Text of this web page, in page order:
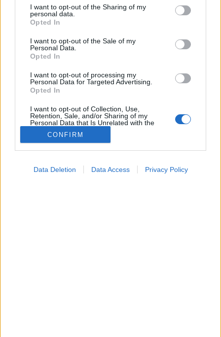
not limited to your visit or usage behaviour. You may click to
grant or deny consent to Google and its third-party tags to
use your data for below specified purposes in below Google
consent section.
I want to opt-out of the Sharing of my
personal data.
Opted In
I want to opt-out of the Sale of my
Personal Data.
Opted In
I want to opt-out of processing my
Personal Data for Targeted Advertising.
Opted In
I want to opt-out of Collection, Use,
Retention, Sale, and/or Sharing of my
Personal Data that Is Unrelated with the
Purposes for which it was collected.
Opted Out
CONFIRM
Data Deletion Data Access Privacy Policy
Testmozgás